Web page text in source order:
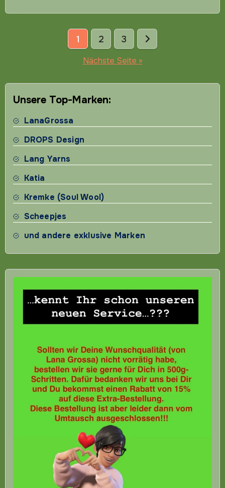
Seitennummerierung
Beiträge
1 2 3
Nächste Seite »
Unsere Top-Marken:
LanaGrossa
DROPS Design
Lang Yarns
Katia
Kremke (Soul Wool)
Scheepjes
und andere exklusive Marken